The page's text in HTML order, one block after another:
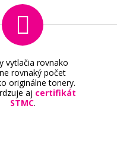
vytlačia rovnako
rovnaký počet
originálne tonery.
aj certifikát
STMC.